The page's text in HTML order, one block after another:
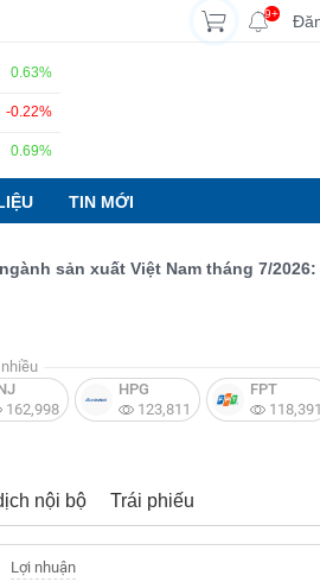
9+
0.63%
-0.22%
0.69%
TIN MỚI
sản xuất Việt Nam tháng 7/2026:
162,998
HPG
123,811
FPT
118,391
nội bộ Trái phiếu
Lợi nhuận